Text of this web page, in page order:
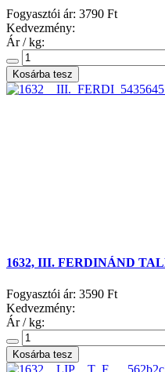
Fogyasztói ár: 3790 Ft
Kedvezmény:
Ár / kg:
1632, III. FERDINÁND
Fogyasztói ár: 3590 Ft
Kedvezmény:
Ár / kg: